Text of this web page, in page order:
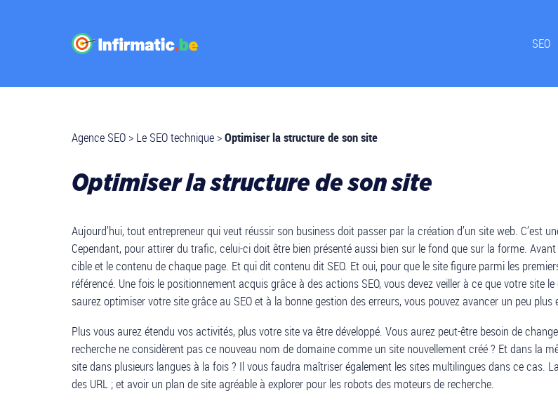
SEO
Agence SEO > Le SEO technique >Optimiser la structure de son site
Optimiser la structure de son site
Aujourd’hui, tout entrepreneur qui veut réussir son business doit passer par la création d’un site web. C’est
Cependant, pour attirer du trafic, celui-ci doit être bien présenté aussi bien sur le fond que sur la forme.
cible et le contenu de chaque page. Et qui dit contenu dit SEO. Et oui, pour que le site figure parmi les
référencé. Une fois le positionnement acquis grâce à des actions SEO, vous devez veiller à ce que votre site
saurez optimiser votre site grâce au SEO et à la bonne gestion des erreurs, vous pouvez avancer un peu
Plus vous aurez étendu vos activités, plus votre site va être développé. Vous aurez peut-être besoin de
recherche ne considèrent pas ce nouveau nom de domaine comme un site nouvellement créé ? Et dans la
site dans plusieurs langues à la fois ? Il vous faudra maîtriser également les sites multilingues dans ce cas.
des URL ; et avoir un plan de site agréable à explorer pour les robots des moteurs de recherche.